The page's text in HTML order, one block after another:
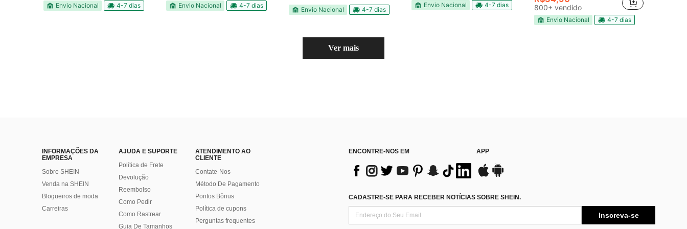
Envio Nacional 4-7 dias Envio Nacional 4-7 dias
Envio Nacional 4-7 dias
Envio Nacional 4-7 dias 800+ vendido
Envio Nacional 4-7 dias
Ver mais
INFORMAÇÕES DA
EMPRESA
Sobre SHEIN
Venda na SHEIN
Blogueiros de moda
Carreiras
AJUDA E SUPORTE
Política de Frete
Devolução
Reembolso
Como Pedir
Como Rastrear
Guia De Tamanhos
ATENDIMENTO AO
CLIENTE
Contate-Nos
Método De Pagamento
Pontos Bônus
Política de cupons
Perguntas frequentes
ENCONTRE-NOS EM APP
CADASTRE-SE PARA RECEBER NOTÍCIAS SOBRE SHEIN.
Inscreva-se